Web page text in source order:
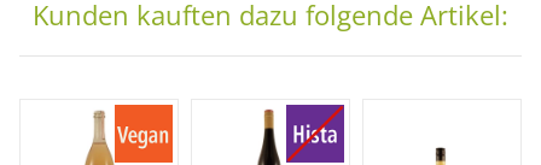
Kunden kauften dazu folgende Artikel: